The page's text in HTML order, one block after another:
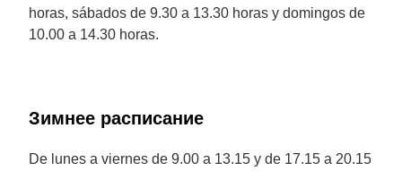
horas, sábados de 9.30 a 13.30 horas y domingos de
10.00 a 14.30 horas.
Зимнее расписание
De lunes a viernes de 9.00 a 13.15 y de 17.15 a 20.15